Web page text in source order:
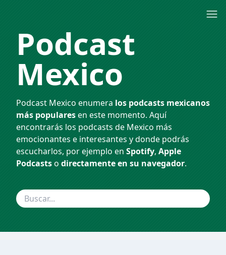
Podcast
Mexico
Podcast Mexico enumera los podcasts mexicanos
más popularesen este momento. Aquí
encontrarás los podcasts de Mexico más
emocionantes e interesantes y donde podrás
escucharlos, por ejemplo en Spotify, Apple
Podcastso directamente en su navegador.